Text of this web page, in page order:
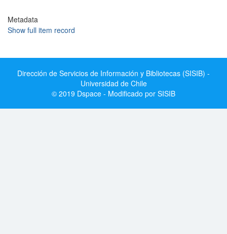
Metadata
Show full item record
Dirección de Servicios de Información y Bibliotecas (SISIB) -
Universidad de Chile
© 2019 Dspace - Modificado por SISIB